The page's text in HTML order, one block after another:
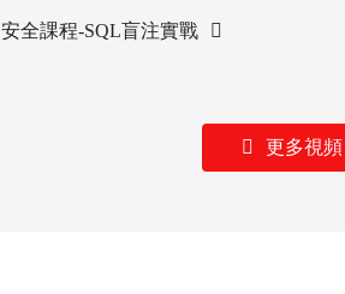
安全課程-SQL盲注實戰
更多視頻